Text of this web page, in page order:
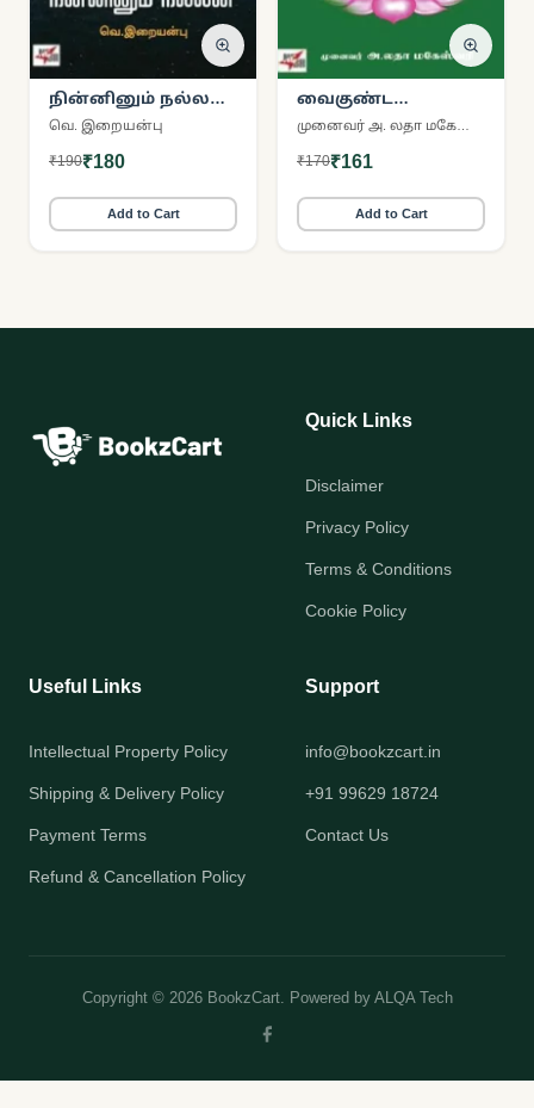
நின்னினும் நல்லன்
(NCBH)
வெ. இறையன்பு
₹190₹180
Add to Cart
வைகுண்ட
சுவாமிகளின்
வழிகாட்டலும்
₹170₹161
Add to Cart
Quick Links
Disclaimer
Privacy Policy
Terms & Conditions
Cookie Policy
Useful Links
Intellectual Property Policy
Shipping & Delivery Policy
Payment Terms
Refund & Cancellation Policy
Support
info@bookzcart.in
+91 99629 18724
Contact Us
Copyright © 2026 BookzCart. Powered by ALQA Tech